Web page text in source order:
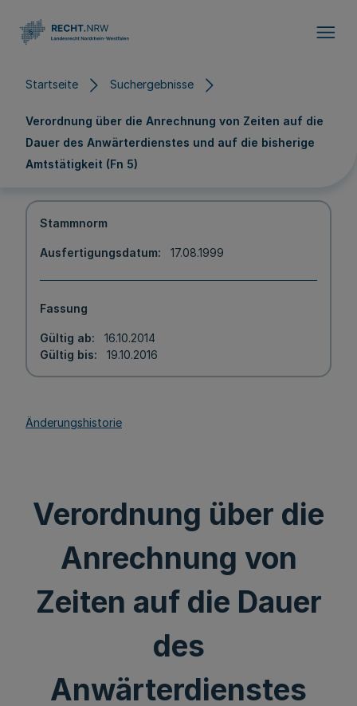
Startseite Suchergebnisse
Verordnung über die Anrechnung von Zeiten auf die
Dauer des Anwärterdienstes und auf die bisherige
Amtstätigkeit (Fn 5)
Stammnorm
Ausfertigungsdatum 17.08.1999
Fassung
Gültig ab
16.10.2014
Gültig bis
19.10.2016
Änderungshistorie
Verordnung über die
Anrechnung von
Zeiten auf die Dauer
des
Anwärterdienstes